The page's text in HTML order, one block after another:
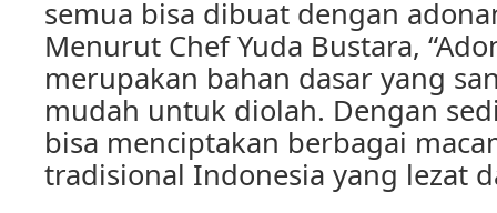
semua bisa dibuat dengan
Menurut Chef Yuda Bustara,
merupakan bahan dasar yang
mudah untuk diolah. Dengan
bisa menciptakan berbagai
tradisional Indonesia yang lezat